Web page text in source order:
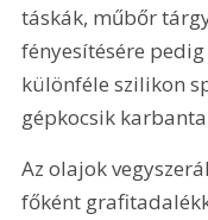
táskák, műbőr
fényesítésére
különféle szilikon
gépkocsik
Az olajok
főként